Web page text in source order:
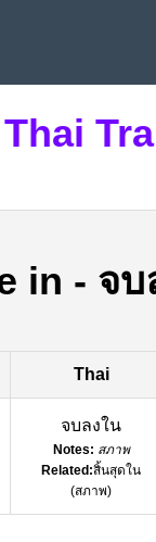
in - จบ
Thai
จบลงใน
Notes: สภาพ
Related:สิ้นสุดใน
(สภาพ)